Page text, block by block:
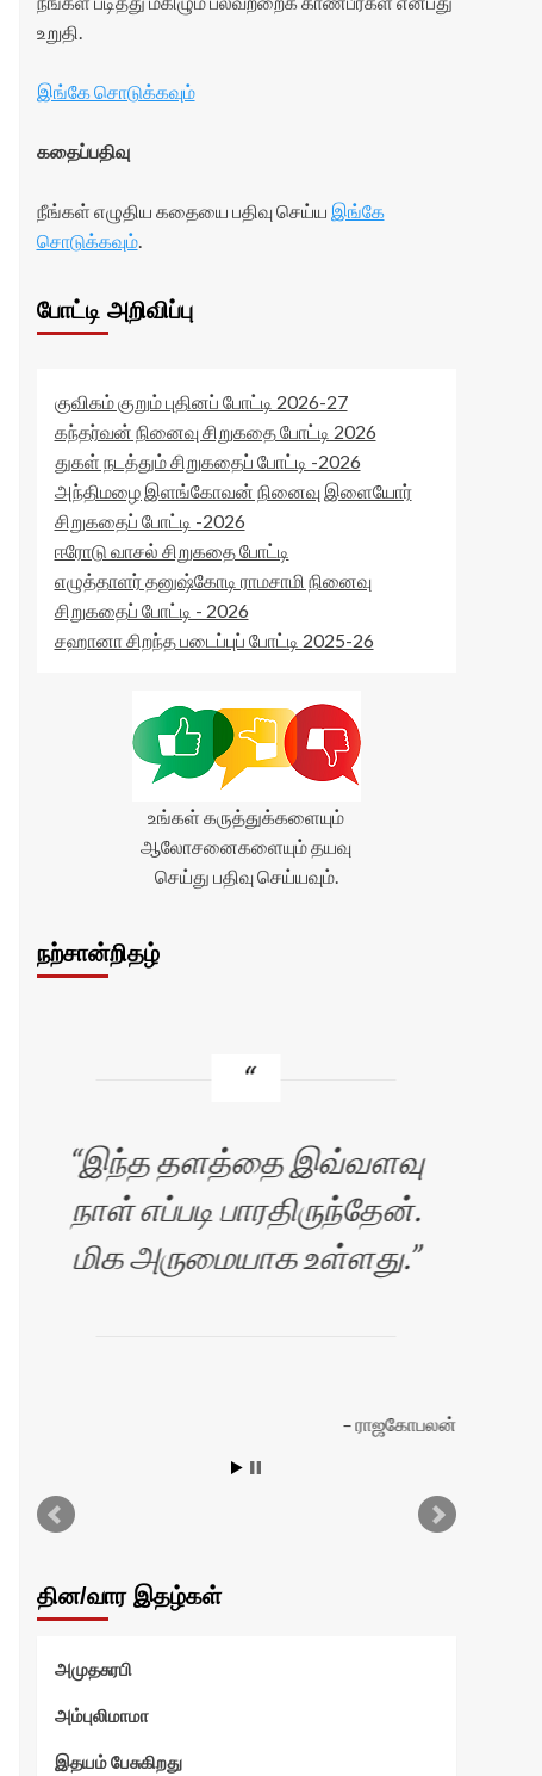
உறுதி.
இங்கே சொடுக்கவும்
கதைப்பதிவு
நீங்கள் எழுதிய கதையை பதிவு செய்ய இங்கே
சொடுக்கவும்.
போட்டி அறிவிப்பு
குவிகம் குறும் புதினப் போட்டி 2026-27
கந்தர்வன் நினைவு சிறுகதை போட்டி 2026
துகள் நடத்தும் சிறுகதைப் போட்டி -2026
அந்திமழை இளங்கோவன் நினைவு இளையோர்
சிறுகதைப் போட்டி -2026
ஈரோடு வாசல் சிறுகதை போட்டி
எழுத்தாளர் தனுஷ்கோடி ராமசாமி நினைவு
சிறுகதைப் போட்டி - 2026
சஹானா சிறந்த படைப்புப் போட்டி 2025-26
உங்கள் கருத்துக்களையும்
ஆலோசனைகளையும் தயவு
செய்து பதிவு செய்யவும்.
நற்சான்றிதழ்
இந்த தளத்தை இவ்வளவு
நாள் எப்படி பாரதிருந்தேன்.
மிக அருமையாக உள்ளது.
ராஜகோபலன்
தின/வார இதழ்கள்
அமுதசுரபி
அம்புலிமாமா
இதயம் பேசுகிறது